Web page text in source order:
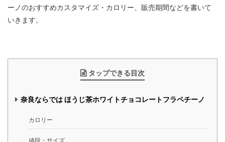
ーノのおすすめカスタマイズ・カロリー、販売期間などを書いて
いきます。
タップできる目次
奈良ならでは ほうじ茶ホワイトチョコレートフラペチーノ
カロリー
値段・サイズ